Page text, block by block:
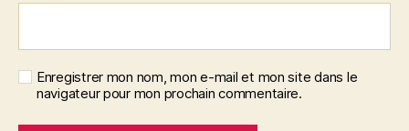
Enregistrer mon nom, mon e-mail et mon site dans le
navigateur pour mon prochain commentaire.